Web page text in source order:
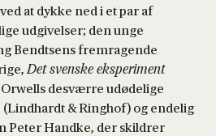
at dykke ned i et par af
udgivelser; den unge
Bendtsens fremragende
Det svenske eksperiment
Orwells desværre udødelige
(Lindhardt & Ringhof) og endelig
Peter Handke, der skildrer